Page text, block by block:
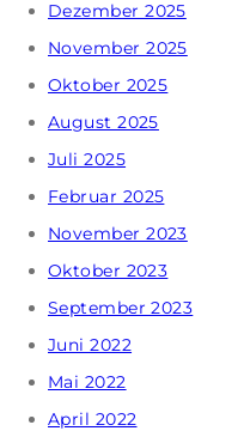
Dezember 2025
November 2025
Oktober 2025
August 2025
Juli 2025
Februar 2025
November 2023
Oktober 2023
September 2023
Juni 2022
Mai 2022
April 2022